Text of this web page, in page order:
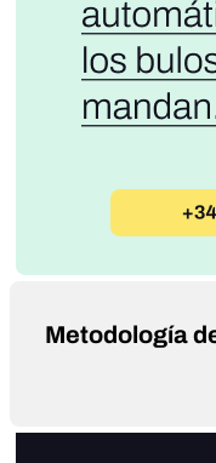
Metodología